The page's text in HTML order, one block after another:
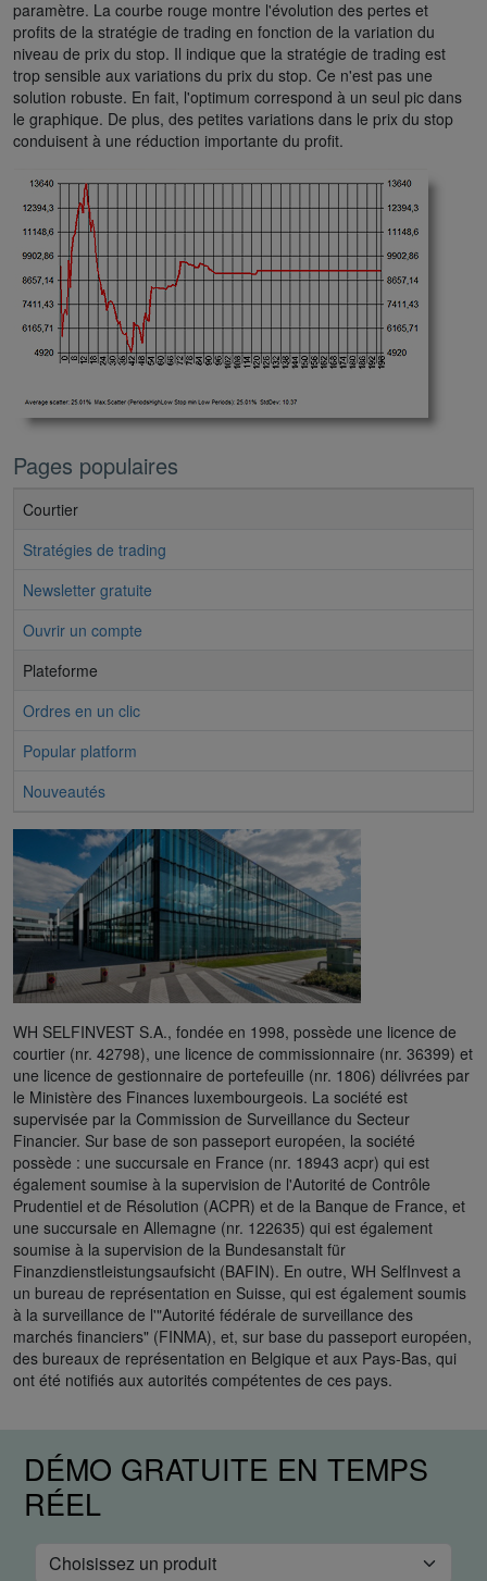
paramètre. La courbe rouge montre l'évolution des pertes et
profits de la stratégie de trading en fonction de la variation du
niveau de prix du stop. Il indique que la stratégie de trading est
trop sensible aux variations du prix du stop. Ce n'est pas une
solution robuste. En fait, l'optimum correspond à un seul pic dans
le graphique. De plus, des petites variations dans le prix du stop
conduisent à une réduction importante du profit.
Pages populaires
Courtier
Stratégies de trading
Newsletter gratuite
Ouvrir un compte
Plateforme
Ordres en un clic
Popular platform
Nouveautés
WH SELFINVEST S.A., fondée en 1998, possède une licence de
courtier (nr. 42798), une licence de commissionnaire (nr. 36399) et
une licence de gestionnaire de portefeuille (nr. 1806) délivrées par
le Ministère des Finances luxembourgeois. La société est
supervisée par la Commission de Surveillance du Secteur
Financier. Sur base de son passeport européen, la société
possède : une succursale en France (nr. 18943 acpr) qui est
également soumise à la supervision de l'Autorité de Contrôle
Prudentiel et de Résolution (ACPR) et de la Banque de France, et
une succursale en Allemagne (nr. 122635) qui est également
soumise à la supervision de la Bundesanstalt für
Finanzdienstleistungsaufsicht (BAFIN). En outre, WH SelfInvest a
un bureau de représentation en Suisse, qui est également soumis
à la surveillance de l'"Autorité fédérale de surveillance des
marchés financiers" (FINMA), et, sur base du passeport européen,
des bureaux de représentation en Belgique et aux Pays-Bas, qui
ont été notifiés aux autorités compétentes de ces pays.
DÉMO GRATUITE EN TEMPS
RÉEL